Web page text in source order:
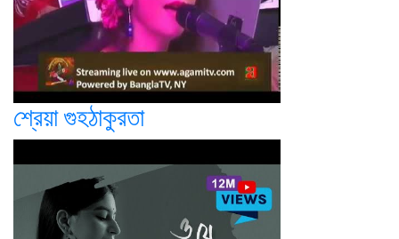
শ্রেয়া গুহঠাকুরতা